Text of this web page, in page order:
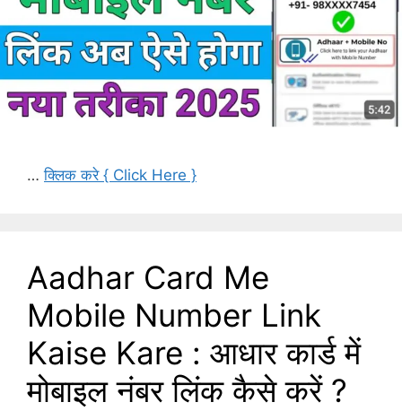
…क्लिक करे { Click Here }
Aadhar Card Me
Mobile Number Link
Kaise Kare : आधार कार्ड में
मोबाइल नंबर लिंक कैसे करें ?